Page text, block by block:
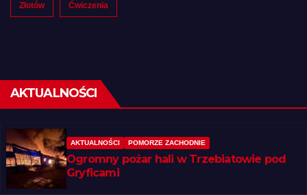
Złotów Ćwiczenia
AKTUALNOŚCI
AKTUALNOŚCI POMORZE ZACHODNIE
Ogromny pożar hali w Trzebiatowie pod
Gryficami